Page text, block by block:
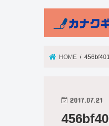
HOME
2017.07.21